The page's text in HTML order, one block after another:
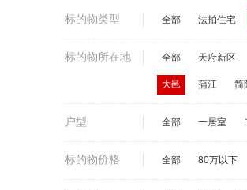
标的物类型 全部 法拍住宅
标的物所在地 全部 天府新区
大邑 蒲江 简
户型 全部 一居室
标的物价格 全部 80万以下